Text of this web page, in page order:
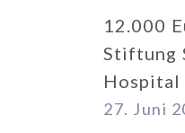
12.000
Stiftung
Hospital
27. Juni